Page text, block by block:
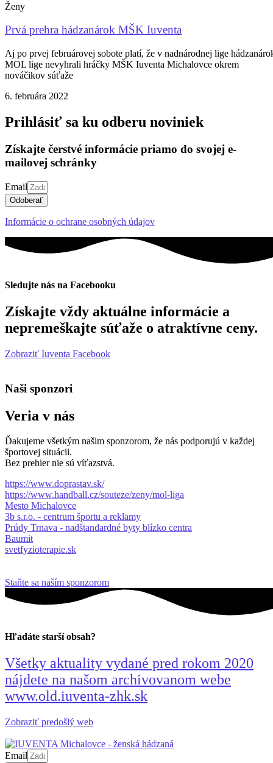
Ženy
Prvá prehra hádzanárok MŠK Iuventa
Aj po prvej februárovej sobote platí, že v nadnárodnej lige
MOL lige nevyhrali hráčky MŠK Iuventa Michalovce okrem
nováčikov súťaže
6. februára 2022
Prihlásiť sa ku odberu noviniek
Získajte čerstvé informácie priamo do svojej e-
mailovej schránky
Email
Odoberať
Informácie o ochrane osobných údajov
Sledujte nás na Facebooku
Získajte vždy aktuálne informácie a
nepremeškajte súťaže o atraktívne ceny.
Zobraziť Iuventa Facebook
Naši sponzori
Veria v nás
Ďakujeme všetkým našim sponzorom, že nás podporujú v každej
športovej situácii.
Bez prehier nie sú víťazstvá.
https://www.doprastav.sk/
https://www.handball.cz/souteze/zeny/mol-liga
Mesto Michalovce
3b s.r.o. - centrum športu a reklamy
Prúdy Trnava - nadštandardné byty blízko centra
Baumit
svetfyzioterapie.sk
Staňte sa naším sponzorom
Hľadáte starší obsah?
Všetky aktuality vydané pred rokom 2020
nájdete na našom archivovanom webe
www.old.iuventa-zhk.sk
Zobraziť predošlý web
Email